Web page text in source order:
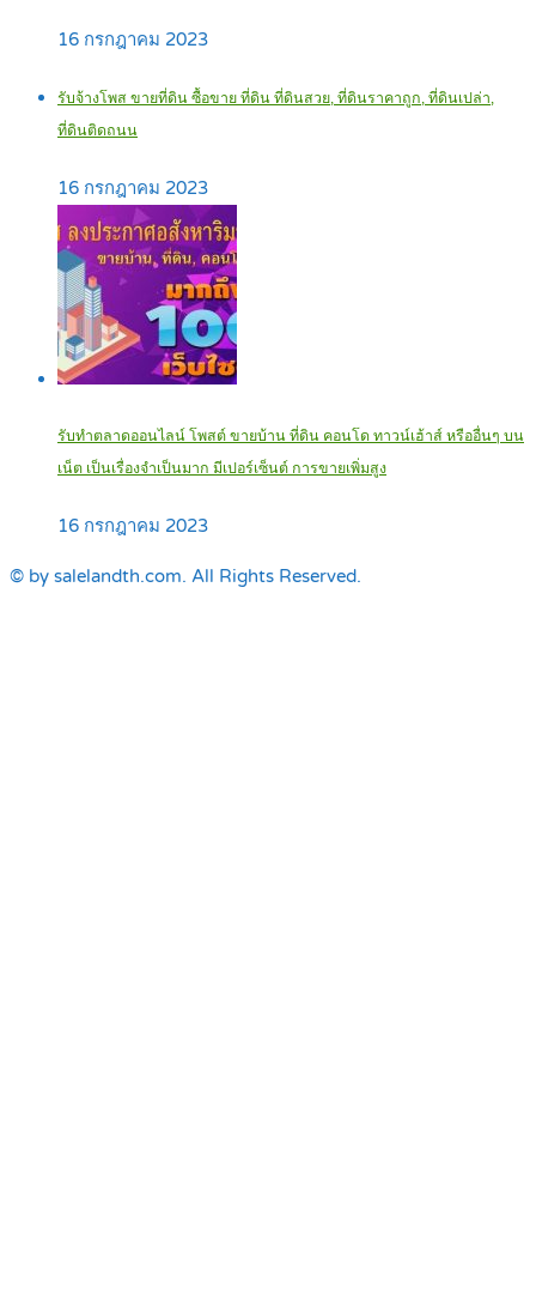
16 กรกฎาคม 2023
รับจ้างโพส ขายที่ดิน ซื้อขาย ที่ดิน ที่ดินสวย, ที่ดินราคาถูก, ที่ดินเปล่า,
ที่ดินติดถนน
16 กรกฎาคม 2023
รับทำตลาดออนไลน์ โพสต์ ขายบ้าน ที่ดิน คอนโด ทาวน์เฮ้าส์ หรืออื่นๆ บน
เน็ต เป็นเรื่องจำเป็นมาก มีเปอร์เซ็นต์ การขายเพิ่มสูง
16 กรกฎาคม 2023
© by salelandth.com. All Rights Reserved.